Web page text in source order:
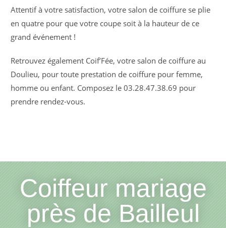
Attentif à votre satisfaction, votre salon de coiffure se plie
en quatre pour que votre coupe soit à la hauteur de ce
grand événement !
Retrouvez également Coif’Fée, votre salon de coiffure au
Doulieu, pour toute prestation de coiffure pour femme,
homme ou enfant. Composez le 03.28.47.38.69 pour
prendre rendez-vous.
Coiffeur mariage
près de Bailleul